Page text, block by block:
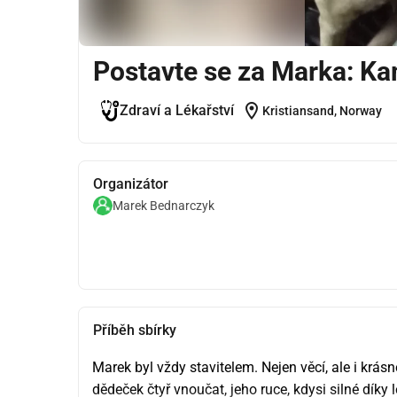
Postavte se za Marka:
Zdraví a Lékařství location_on Kristiansand, Norway
Organizátor
Marek Bednarczyk
Příběh sbírky
Marek byl vždy stavitelem. Nejen věcí, ale i
dědeček čtyř vnoučat, jeho ruce, kdysi silné